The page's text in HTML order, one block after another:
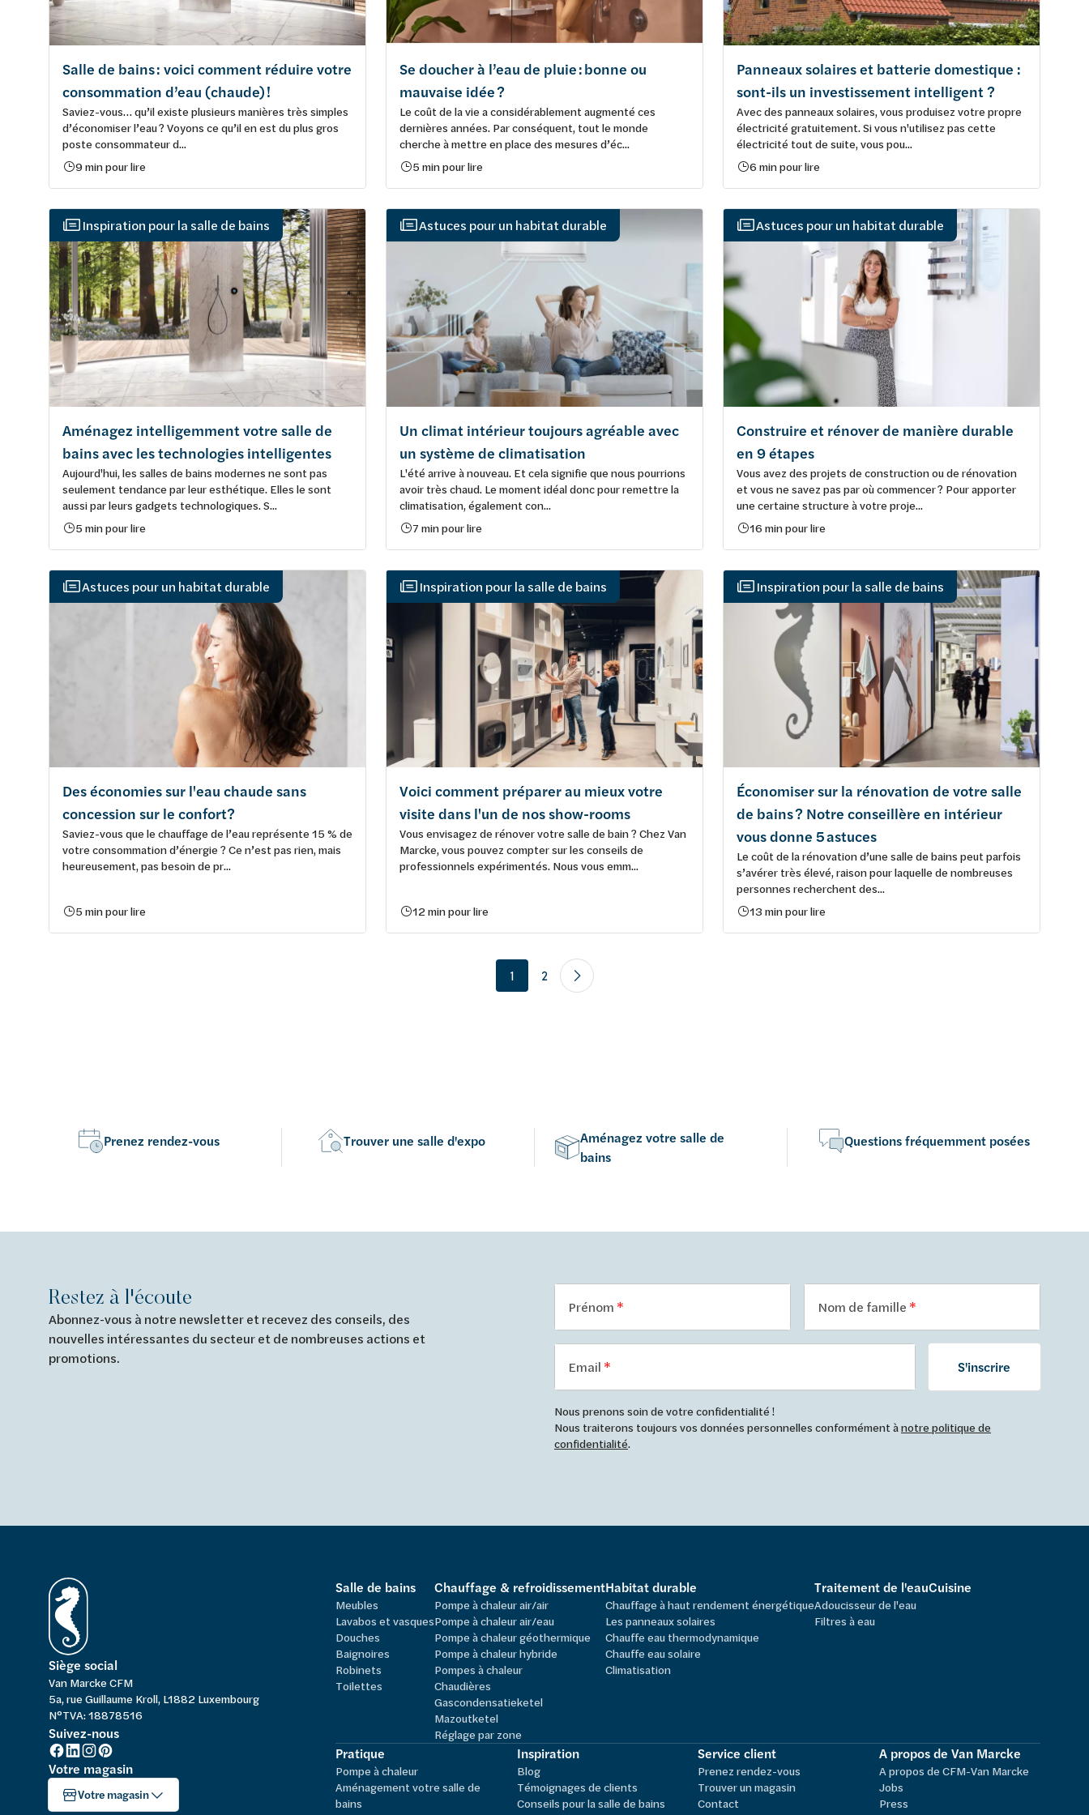
Salle de bains : voici comment réduire votre
consommation d’eau (chaude) !
Saviez-vous… qu’il existe plusieurs manières très simples
d’économiser l’eau ? Voyons ce qu’il en est du plus gros
poste consommateur d...
9 min pour lire
Se doucher à l’eau de pluie : bonne ou
mauvaise idée ?
Le coût de la vie a considérablement augmenté ces
dernières années. Par conséquent, tout le monde
cherche à mettre en place des mesures d’éc...
5 min pour lire
Panneaux solaires et batterie domestique :
sont-ils un investissement intelligent ?
Avec des panneaux solaires, vous produisez votre propre
électricité gratuitement. Si vous n'utilisez pas cette
électricité tout de suite, vous pou...
6 min pour lire
Inspiration pour la salle de bains
Aménagez intelligemment votre salle de
bains avec les technologies intelligentes
Aujourd'hui, les salles de bains modernes ne sont pas
seulement tendance par leur esthétique. Elles le sont
aussi par leurs gadgets technologiques. S...
5 min pour lire
Astuces pour un habitat durable
Un climat intérieur toujours agréable avec
un système de climatisation
L'été arrive à nouveau. Et cela signifie que nous pourrions
avoir très chaud. Le moment idéal donc pour remettre la
climatisation, également con...
7 min pour lire
Astuces pour un habitat durable
Construire et rénover de manière durable
en 9 étapes
Vous avez des projets de construction ou de rénovation
et vous ne savez pas par où commencer ? Pour apporter
une certaine structure à votre proje...
16 min pour lire
Astuces pour un habitat durable
Des économies sur l'eau chaude sans
concession sur le confort?
Saviez-vous que le chauffage de l’eau représente 15 % de
votre consommation d’énergie ? Ce n’est pas rien, mais
heureusement, pas besoin de pr...
5 min pour lire
Inspiration pour la salle de bains
Voici comment préparer au mieux votre
visite dans l'un de nos show-rooms
Vous envisagez de rénover votre salle de bain ? Chez Van
Marcke, vous pouvez compter sur les conseils de
professionnels expérimentés. Nous vous emm...
12 min pour lire
Inspiration pour la salle de bains
Économiser sur la rénovation de votre salle
de bains ? Notre conseillère en intérieur
vous donne 5 astuces
Le coût de la rénovation d’une salle de bains peut parfois
s’avérer très élevé, raison pour laquelle de nombreuses
personnes recherchent des...
13 min pour lire
1 2
Prenez rendez-vous Trouver une salle d'expo
Aménagez votre salle de
bains
Questions fréquemment posées
Restez à l'écoute
Abonnez-vous à notre newsletter et recevez des conseils, des
nouvelles intéressantes du secteur et de nombreuses actions et
promotions.
Prénom Nom de famille
Email S'inscrire
Nous prenons soin de votre confidentialité !
Nous traiterons toujours vos données personnelles conformément ànotre politique de
confidentialité.
Siège social
Van Marcke CFM
5a, rue Guillaume Kroll, L1882 Luxembourg
N°TVA: 18878516
Suivez-nous
Votre magasin
Votre magasin
Salle de bains
Meubles
Lavabos et vasques
Douches
Baignoires
Robinets
Toilettes
Chauffage & refroidissement
Pompe à chaleur air/air
Pompe à chaleur air/eau
Pompe à chaleur géothermique
Pompe à chaleur hybride
Pompes à chaleur
Chaudières
Gascondensatieketel
Mazoutketel
Réglage par zone
Habitat durable
Chauffage à haut rendement énergétique
Les panneaux solaires
Chauffe eau thermodynamique
Chauffe eau solaire
Climatisation
Traitement de l'eau
Adoucisseur de l'eau
Filtres à eau
Cuisine
Pratique
Pompe à chaleur
Aménagement votre salle de
bains
Inspiration
Blog
Témoignages de clients
Conseils pour la salle de bains
Service client
Prenez rendez-vous
Trouver un magasin
Contact
A propos de Van Marcke
A propos de CFM-Van Marcke
Jobs
Press